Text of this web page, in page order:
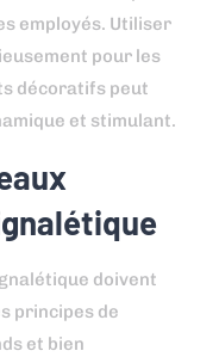
employés. Utiliser
pour les
décoratifs peut
et stimulant.
doivent
principes de
et bien